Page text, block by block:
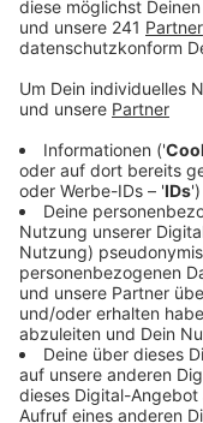
Eisstockbahn hat
Öffnungszeiten
Veröffentlicht:
Anzeige
Ab sofort – also
Eisstockbahn auf
geöffnet.
Reservierungen
Buchungssystem
Eisstockschießen,
Anfrage mitgeteilt.